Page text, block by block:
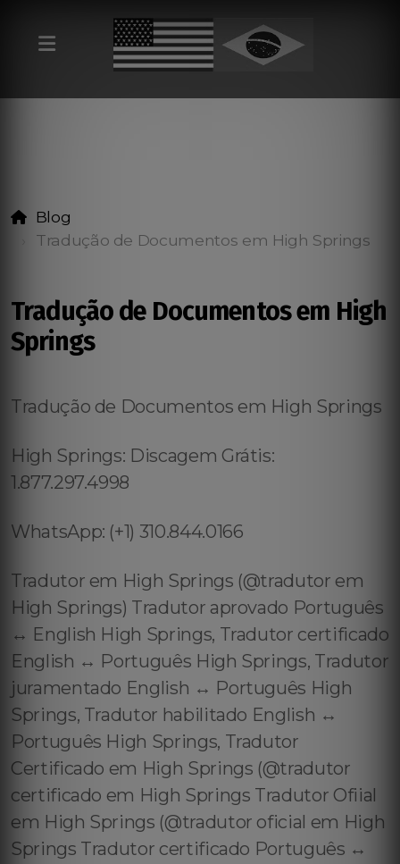
Blog
Tradução de Documentos em High Springs
Tradução de Documentos em High
Springs
Tradução de Documentos em High Springs
High Springs: Discagem Grátis:
1.877.297.4998
WhatsApp: (+1) 310.844.0166
Tradutor em High Springs (@tradutor em
High Springs) Tradutor aprovado Português
↔️ English High Springs, Tradutor certificado
English ↔️ Português High Springs, Tradutor
juramentado English ↔️ Português High
Springs, Tradutor habilitado English ↔️
Português High Springs, Tradutor
Certificado em High Springs (@tradutor
certificado em High Springs Tradutor Ofiial
em High Springs (@tradutor oficial em High
Springs Tradutor certificado Português ↔️